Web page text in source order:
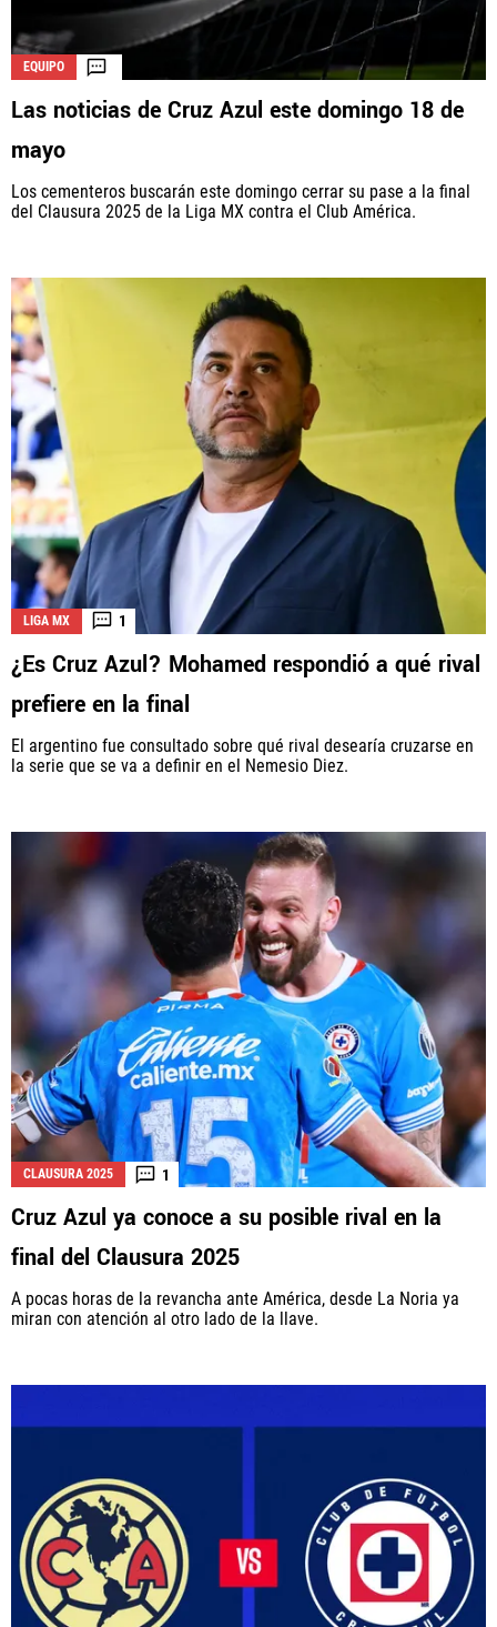
EQUIPO
Las noticias de Cruz Azul este domingo 18 de
mayo
Los cementeros buscarán este domingo cerrar su pase a la final
del Clausura 2025 de la Liga MX contra el Club América.
LIGA MX 1
¿Es Cruz Azul? Mohamed respondió a qué rival
prefiere en la final
El argentino fue consultado sobre qué rival desearía cruzarse en
la serie que se va a definir en el Nemesio Diez.
CLAUSURA 2025 1
Cruz Azul ya conoce a su posible rival en la
final del Clausura 2025
A pocas horas de la revancha ante América, desde La Noria ya
miran con atención al otro lado de la llave.